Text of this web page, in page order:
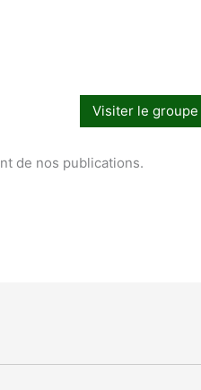
Visiter le groupe
de nos publications.